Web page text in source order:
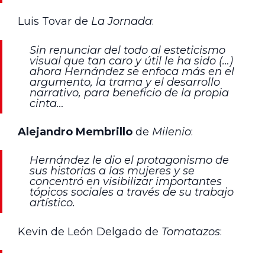
Luis Tovar de La Jornada:
Sin renunciar del todo al esteticismo
visual que tan caro y útil le ha sido (…)
ahora Hernández se enfoca más en el
argumento, la trama y el desarrollo
narrativo, para beneficio de la propia
cinta…
Alejandro Membrillo de Milenio:
Hernández le dio el protagonismo de
sus historias a las mujeres y se
concentró en visibilizar importantes
tópicos sociales a través de su trabajo
artístico.
Kevin de León Delgado de Tomatazos: